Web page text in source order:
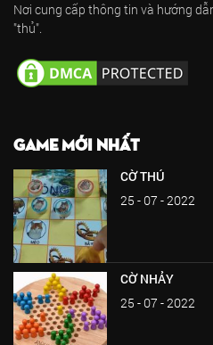
Nơi cung cấp thông tin và hướng
"thủ".
GAME MỚI NHẤT
CỜ THÚ
25 - 07 - 2022
CỜ NHẢY
25 - 07 - 2022